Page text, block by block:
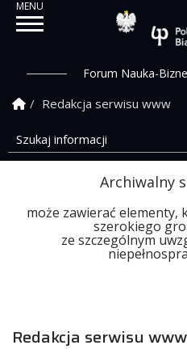
Forum Nauka-
Strona Główna
Redakcja serwisu www
Szukaj informacji
Archiwalny
może zawierać elementy,
szerokiego
ze szczególnym
Redakcja serwisu www